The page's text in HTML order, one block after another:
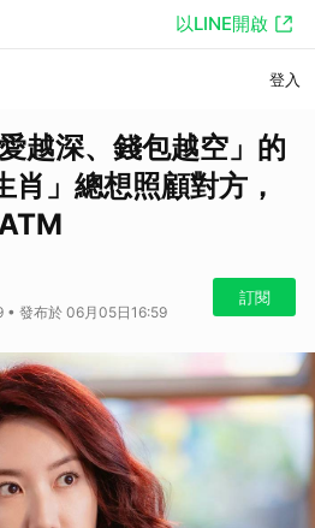
以LINE開啟
登入
越深、錢包越空」的
」總想照顧對方，
• 發布於 06月05日16:59
訂閱